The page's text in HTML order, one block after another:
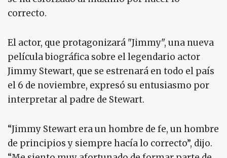
correcto.
El actor, que protagonizará "Jimmy", una nueva
película biográfica sobre el legendario actor
Jimmy Stewart, que se estrenará en todo el país
el 6 de noviembre, expresó su entusiasmo por
interpretar al padre de Stewart.
“Jimmy Stewart era un hombre de fe, un hombre
de principios y siempre hacía lo correcto”, dijo.